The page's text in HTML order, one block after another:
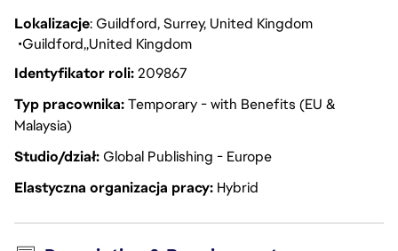
Lokalizacje: Guildford, Surrey, United Kingdom
Guildford United Kingdom
Identyfikator roli209867
Typ pracownikaTemporary - with Benefits (EU &
Malaysia)
Studio/działGlobal Publishing - Europe
Elastyczna organizacja pracy Hybrid